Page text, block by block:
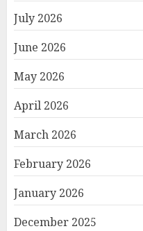
July 2026
June 2026
May 2026
April 2026
March 2026
February 2026
January 2026
December 2025